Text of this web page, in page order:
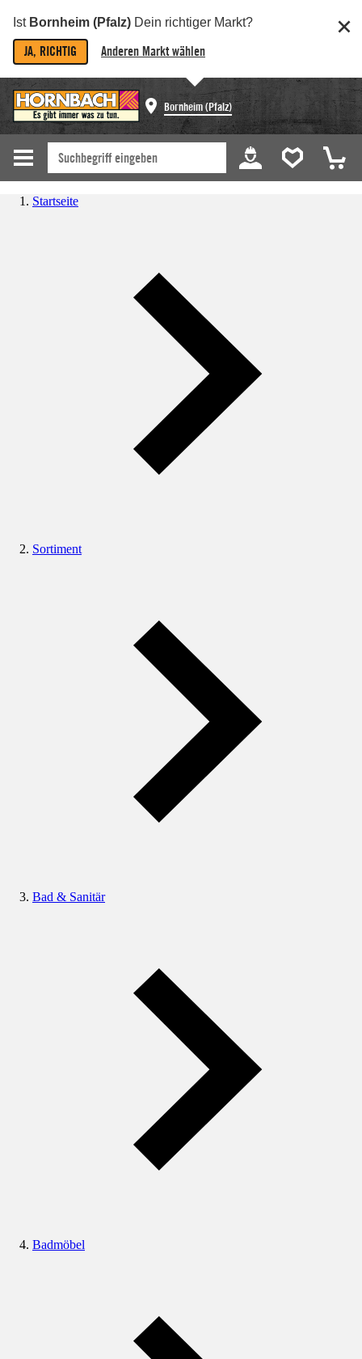
Ist Bornheim (Pfalz) Dein richtiger Markt?
JA, RICHTIG Anderen Markt wählen
Bornheim (Pfalz)
Startseite
Sortiment
Bad & Sanitär
Badmöbel